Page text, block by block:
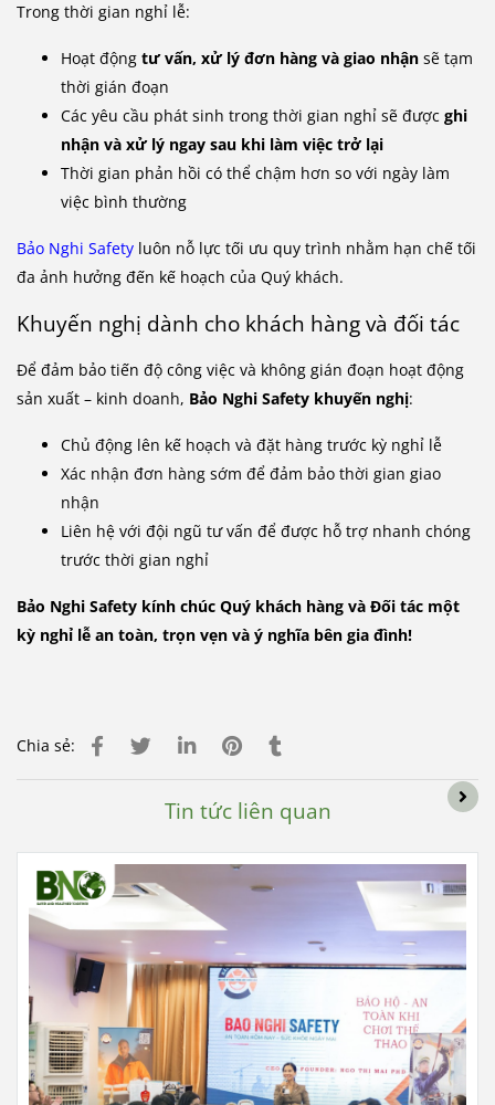
Trong thời gian nghỉ lễ:
Hoạt động tư vấn, xử lý đơn hàng và giao nhận sẽ tạm
thời gián đoạn
Các yêu cầu phát sinh trong thời gian nghỉ sẽ được ghi
nhận và xử lý ngay sau khi làm việc trở lại
Thời gian phản hồi có thể chậm hơn so với ngày làm
việc bình thường
Bảo Nghi Safety luôn nỗ lực tối ưu quy trình nhằm hạn chế tối
đa ảnh hưởng đến kế hoạch của Quý khách.
Khuyến nghị dành cho khách hàng và đối tác
Để đảm bảo tiến độ công việc và không gián đoạn hoạt động
sản xuất – kinh doanh, Bảo Nghi Safety khuyến nghị:
Chủ động lên kế hoạch và đặt hàng trước kỳ nghỉ lễ
Xác nhận đơn hàng sớm để đảm bảo thời gian giao
nhận
Liên hệ với đội ngũ tư vấn để được hỗ trợ nhanh chóng
trước thời gian nghỉ
Bảo Nghi Safety kính chúc Quý khách hàng và Đối tác một
kỳ nghỉ lễ an toàn, trọn vẹn và ý nghĩa bên gia đình!
Chia sẻ:
Tin tức liên quan